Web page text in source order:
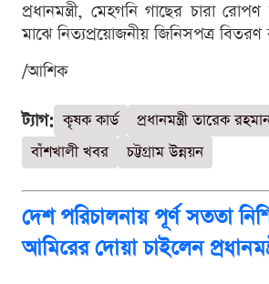
প্রধানমন্ত্রী, মেহগনি গাছের চারা
মাঝে নিত্যপ্রয়োজনীয় জিনিসপত্র বিতরণ
/আশিক
ট্যাগ: কৃষক কার্ড প্রধানমন্ত্রী তারেক
বাঁশখালী খবর
চট্টগ্রাম উন্নয়ন
দেশ পরিচালনায় পূর্ণ সততা
আমিরের দোয়া চাইলেন